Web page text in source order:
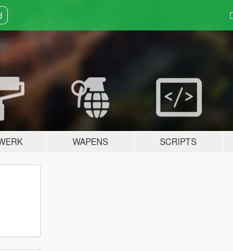
WAPENS SCRIPTS